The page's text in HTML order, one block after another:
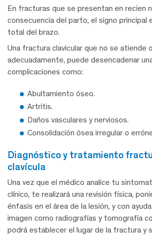
En fracturas que se presentan en recien
consecuencia del parto, el signo principal
total del brazo.
Una fractura clavicular que no se atiende
adecuadamente, puede desencadenar
complicaciones como:
Abultamiento óseo.
Artritis.
Daños vasculares y nerviosos.
Consolidación ósea irregular o
diagnóstico y tratamiento fractura de
clavícula
Una vez que el médico analice tu
clínico, te realizará una revisión física,
énfasis en el área de la lesión, y con
imagen como radiografías y tomografía
podrá establecer el lugar de la fractura y